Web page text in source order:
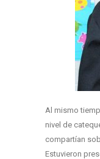
Al mismo
nivel de
compartían
Estuvieron